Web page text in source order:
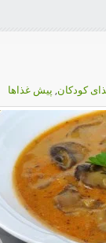
کودکان, پیش غذاها